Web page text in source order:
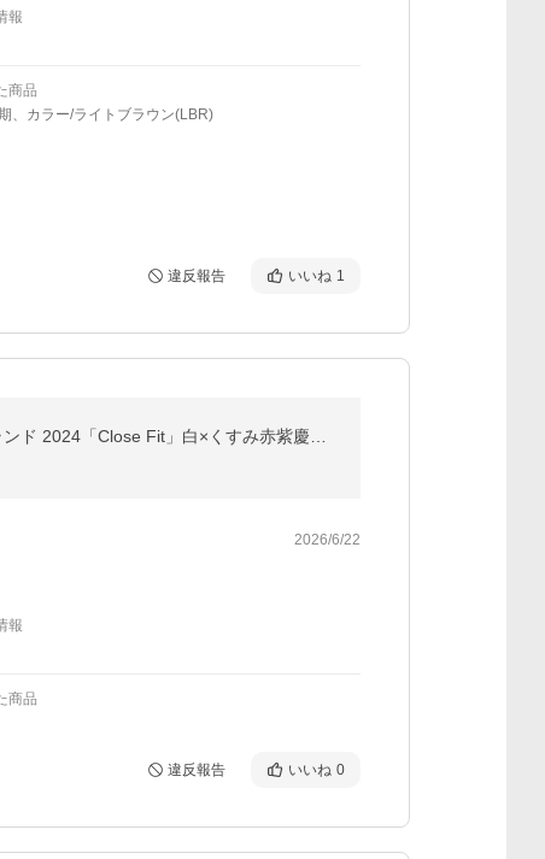
報
商品
、カラー/ライトブラウン(LBR)
違反報告 いいね 1
2026/6/22
報
商品
違反報告 いいね 0